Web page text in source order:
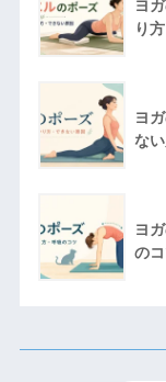
ヨ
り
ヨ
な
ヨ
の